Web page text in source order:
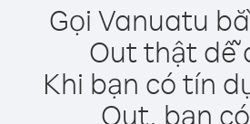
Gọi Vanuatu
Out thật dễ
Khi bạn có tín
Out, bạn